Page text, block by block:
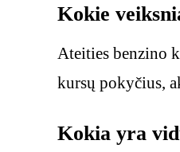
Kokie
Ateities benzino
kursų pokyčius,
Kokia yra